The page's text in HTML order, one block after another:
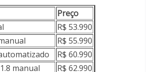
Preço
R$ 53.990
R$ 55.990
R$ 60.990
manual
R$ 62.990